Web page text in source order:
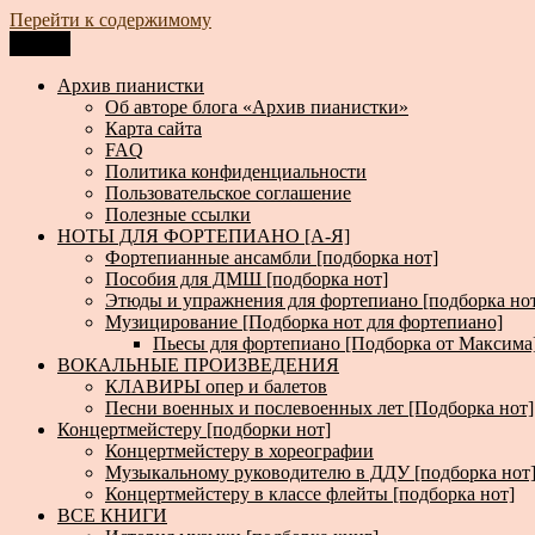
Перейти к содержимому
Архив пианистки
Всё для пианистов: ноты, книги, музыка, статьи…
Архив пианистки
Об авторе блога «Архив пианистки»
Карта сайта
FAQ
Политика конфиденциальности
Пользовательское соглашение
Полезные ссылки
НОТЫ ДЛЯ ФОРТЕПИАНО [А-Я]
Фортепианные ансамбли [подборка нот]
Пособия для ДМШ [подборка нот]
Этюды и упражнения для фортепиано [подборка
Музицирование [Подборка нот для фортепиано]
Пьесы для фортепиано [Подборка от
ВОКАЛЬНЫЕ ПРОИЗВЕДЕНИЯ
КЛАВИРЫ опер и балетов
Песни военных и послевоенных лет [Подборка нот]
Концертмейстеру [подборки нот]
Концертмейстеру в хореографии
Музыкальному руководителю в ДДУ [подборка нот]
Концертмейстеру в классе флейты [подборка нот]
ВСЕ КНИГИ